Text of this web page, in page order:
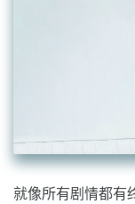
就像所有剧情都有